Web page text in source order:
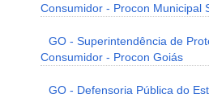
Consumidor - Procon Municipal
GO - Superintendência de
Consumidor - Procon Goiás
GO - Defensoria Pública do